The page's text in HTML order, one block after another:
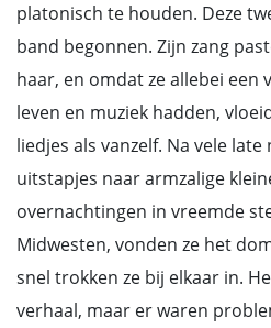
platonisch te houden. Deze
band begonnen. Zijn zang
haar, en omdat ze allebei een
leven en muziek hadden,
liedjes als vanzelf. Na vele
uitstapjes naar armzalige
overnachtingen in vreemde
Midwesten, vonden ze het
snel trokken ze bij elkaar in.
verhaal, maar er waren